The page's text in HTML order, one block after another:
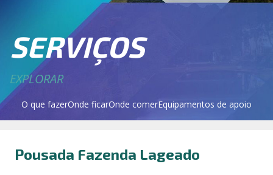
SERVIÇOS
EXPLORAR
O que fazerOnde ficarOnde comerEquipamentos de apoio
Pousada Fazenda Lageado